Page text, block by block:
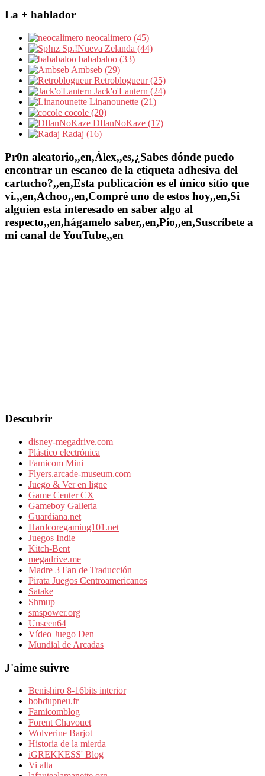
La + hablador
neocalimero (45)
Sp.!Nueva Zelanda (44)
bababaloo (33)
Ambseb (29)
Retroblogueur (25)
Jack'o'Lantern (24)
Linanounette (21)
cocole (20)
DIlanNoKaze (17)
Radaj (16)
Pr0n aleatorio,,en,Álex,,es,¿Sabes dónde puedo
encontrar un escaneo de la etiqueta adhesiva del
cartucho?,,en,Esta publicación es el único sitio que
vi.,,en,Achoo,,en,Compré uno de estos hoy,,en,Si
alguien esta interesado en saber algo al
respecto,,en,hágamelo saber,,en,Pío,,en,Suscríbete a
mi canal de YouTube,,en
Descubrir
disney-megadrive.com
Plástico electrónica
Famicom Mini
Flyers.arcade-museum.com
Juego & Ver en ligne
Game Center CX
Gameboy Galleria
Guardiana.net
Hardcoregaming101.net
Juegos Indie
Kitch-Bent
megadrive.me
Madre 3 Fan de Traducción
Pirata Juegos Centroamericanos
Satake
Shmup
smspower.org
Unseen64
Vídeo Juego Den
Mundial de Arcadas
J'aime suivre
Benishiro 8-16bits interior
bobdupneu.fr
Famicomblog
Forent Chavouet
Wolverine Barjot
Historia de la mierda
iGREKKESS' Blog
Vi alta